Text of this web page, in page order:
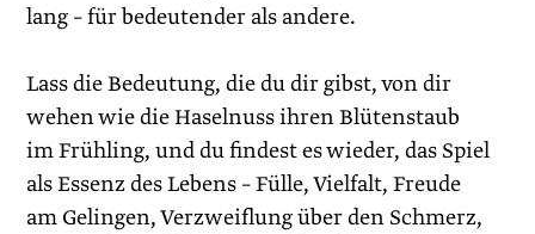
lang – für bedeutender als andere.
Lass die Bedeutung, die du dir gibst, von dir
wehen wie die ­Haselnuss ihren Blütenstaub
im Frühling, und du findest es wieder, das Spiel
als Essenz des Lebens – Fülle, Vielfalt, Freude
am Gelingen, Verzweiflung über den Schmerz,